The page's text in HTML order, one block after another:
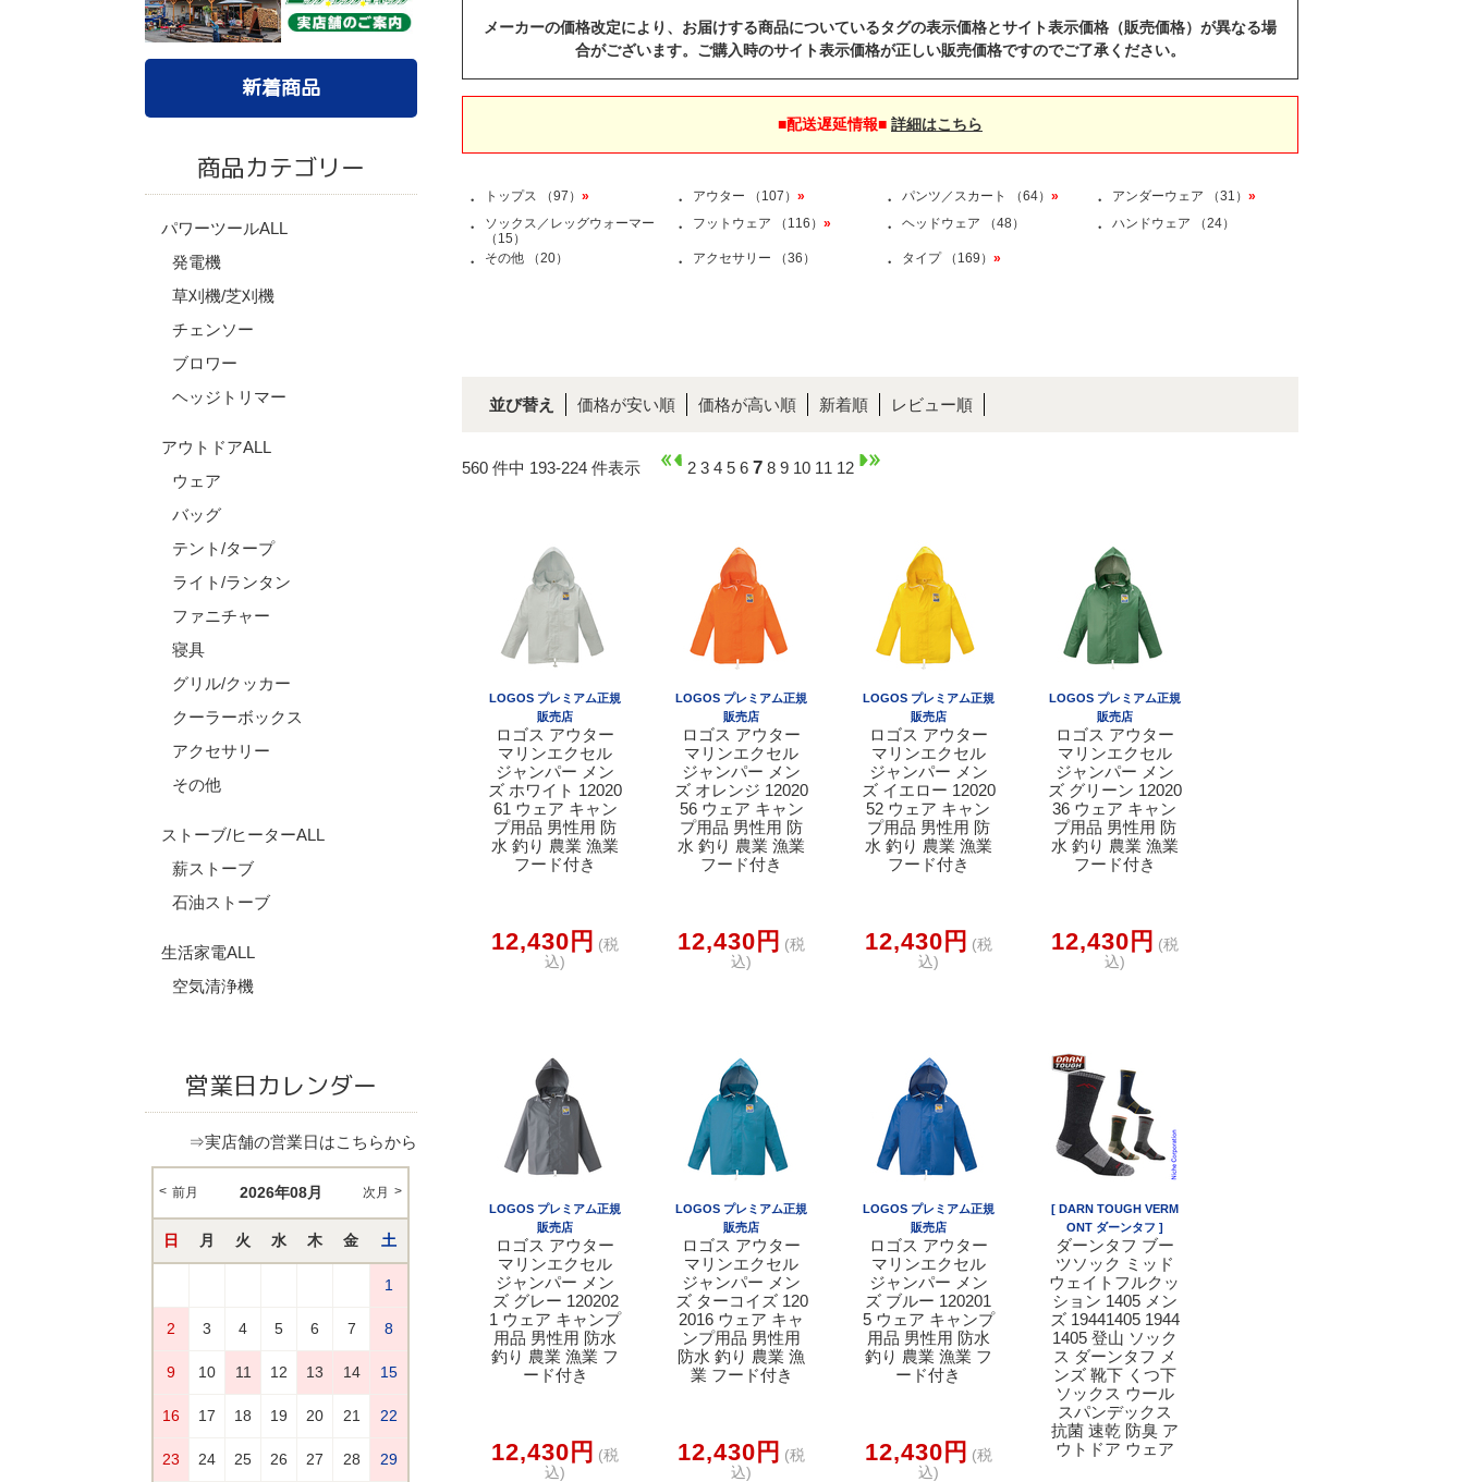
新着商品
商品カテゴリー
パワーツールALL
発電機
草刈機/芝刈機
チェンソー
ブロワー
ヘッジトリマー
アウトドアALL
ウェア
バッグ
テント/タープ
ライト/ランタン
ファニチャー
寝具
グリル/クッカー
クーラーボックス
アクセサリー
その他
ストーブ/ヒーターALL
薪ストーブ
石油ストーブ
生活家電ALL
空気清浄機
営業日カレンダー
⇒実店舗の営業日はこちらから
メーカーの価格改定により、お届けする商品についているタグの表示価格とサイト表示価格（販売価格）が異なる場
合がございます。ご購入時のサイト表示価格が正しい販売価格ですのでご了承ください。
■配送遅延情報■ 詳細はこちら
・ トップス （97） » ・ アウター （107） » ・ パンツ／スカート （64） » ・ アンダーウェア （31） »
・
ソックス／レッグウォーマー
（15）
・ フットウェア （116） » ・ ヘッドウェア （48） ・ ハンドウェア （24）
・ その他 （20） ・ アクセサリー （36） ・ タイプ （169） »
並び替え 価格が安い順 価格が高い順 新着順 レビュー順
560 件中 193-224 件表示 2 3 4 5 6 7 8 9 10 11 12
LOGOS プレミアム正規
販売店
ロゴス アウター
マリンエクセル
ジャンパー メン
ズ ホワイト 12020
61 ウェア キャン
プ用品 男性用 防
水 釣り 農業 漁業
フード付き
12,430円 (税
込)
LOGOS プレミアム正規
販売店
ロゴス アウター
マリンエクセル
ジャンパー メン
ズ オレンジ 12020
56 ウェア キャン
プ用品 男性用 防
水 釣り 農業 漁業
フード付き
12,430円 (税
込)
LOGOS プレミアム正規
販売店
ロゴス アウター
マリンエクセル
ジャンパー メン
ズ イエロー 12020
52 ウェア キャン
プ用品 男性用 防
水 釣り 農業 漁業
フード付き
12,430円 (税
込)
LOGOS プレミアム正規
販売店
ロゴス アウター
マリンエクセル
ジャンパー メン
ズ グリーン 12020
36 ウェア キャン
プ用品 男性用 防
水 釣り 農業 漁業
フード付き
12,430円 (税
込)
LOGOS プレミアム正規
販売店
ロゴス アウター
マリンエクセル
ジャンパー メン
ズ グレー 120202
1 ウェア キャンプ
用品 男性用 防水
釣り 農業 漁業 フ
ード付き
12,430円 (税
込)
LOGOS プレミアム正規
販売店
ロゴス アウター
マリンエクセル
ジャンパー メン
ズ ターコイズ 120
2016 ウェア キャ
ンプ用品 男性用
防水 釣り 農業 漁
業 フード付き
12,430円 (税
込)
LOGOS プレミアム正規
販売店
ロゴス アウター
マリンエクセル
ジャンパー メン
ズ ブルー 120201
5 ウェア キャンプ
用品 男性用 防水
釣り 農業 漁業 フ
ード付き
12,430円 (税
込)
[ DARN TOUGH VERM
ONT ダーンタフ ]
ダーンタフ ブー
ツソック ミッド
ウェイトフルクッ
ション 1405 メン
ズ 19441405 1944
1405 登山 ソック
ス ダーンタフ メ
ンズ 靴下 くつ下
ソックス ウール
スパンデックス
抗菌 速乾 防臭 ア
ウトドア ウェア